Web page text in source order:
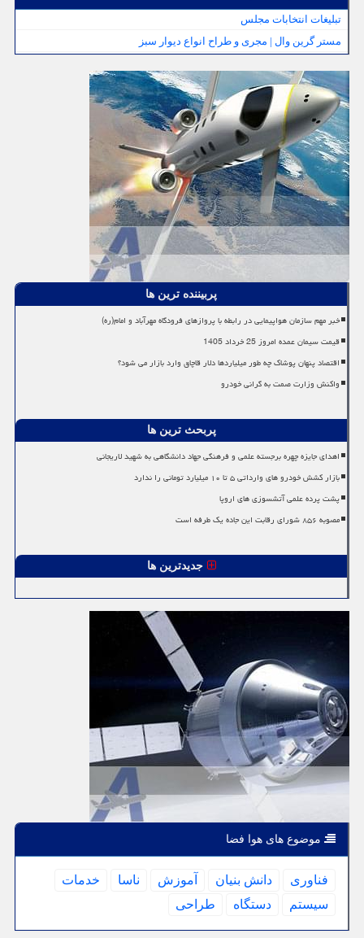
تبلیغات انتخابات مجلس
مستر گرین وال | مجری و طراح انواع دیوار سبز
پربیننده ترین ها
خبر مهم سازمان هواپیمایی در رابطه با پروازهای فرودگاه مهرآباد و امام(ره)
قیمت سیمان عمده امروز 25 خرداد 1405
اقتصاد پنهان پوشاک چه طور میلیاردها دلار قاچاق وارد بازار می شود؟
واکنش وزارت صمت به گرانی خودرو
پربحث ترین ها
اهدای جایزه چهره برجسته علمی و فرهنگی جهاد دانشگاهی به شهید لاریجانی
بازار کشش خودرو های وارداتی ۵ تا ۱۰ میلیارد تومانی را ندارد
پشت پرده علمی آتشسوزی های اروپا
مصوبه ۸۵۶ شورای رقابت این جاده یک طرفه است
جدیدترین ها
موضوع های هوا فضا
فناوری دانش بنیان آموزش ناسا
خدمات
سیستم
دستگاه طراحی